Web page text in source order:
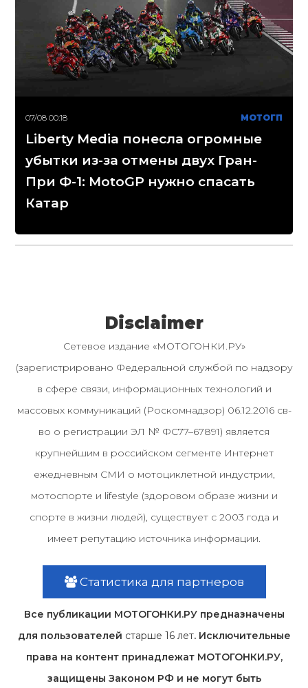
07/08 00:18 МОТОГП
Liberty Media понесла огромные
убытки из-за отмены двух Гран-
При Ф-1: MotoGP нужно спасать
Катар
Disclaimer
Сетевое издание «МОТОГОНКИ.РУ»
(зарегистрировано Федеральной службой по надзору
в сфере связи, информационных технологий и
массовых коммуникаций (Роскомнадзор) 06.12.2016 св-
во о регистрации ЭЛ № ФС77–67891) является
крупнейшим в российском сегменте Интернет
ежедневным СМИ о мотоциклетной индустрии,
мотоспорте и lifestyle (здоровом образе жизни и
спорте в жизни людей), существует с 2003 года и
имеет репутацию источника информации.
Статистика для партнеров
Все публикации МОТОГОНКИ.РУ предназначены
для пользователей старше 16 лет. Исключительные
права на контент принадлежат МОТОГОНКИ.РУ,
защищены Законом РФ и не могут быть